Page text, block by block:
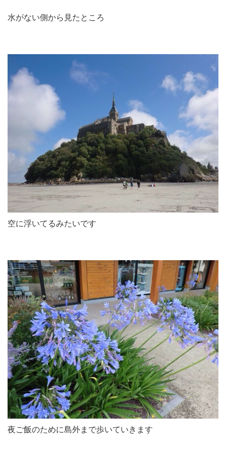
水がない側から見たところ
空に浮いてるみたいです
夜ご飯のために島外まで歩いていきます